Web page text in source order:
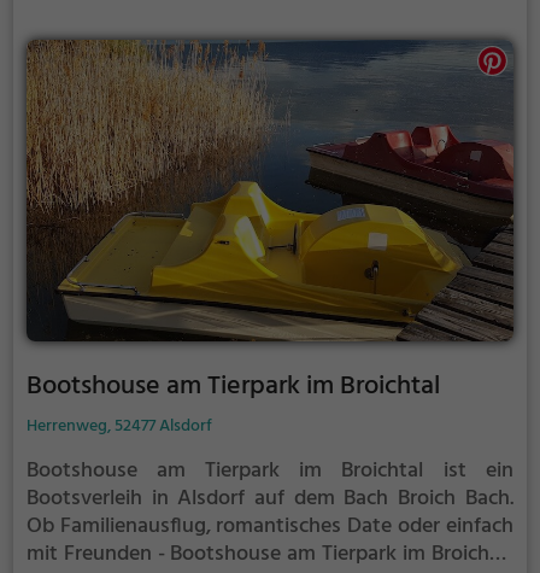
Bootshouse am Tierpark im Broichtal
Herrenweg, 52477 Alsdorf
Bootshouse am Tierpark im Broichtal ist ein
Bootsverleih in Alsdorf auf dem Bach Broich Bach.
Ob Familienausflug, romantisches Date oder einfach
mit Freunden - Bootshouse am Tierpark im Broichtal